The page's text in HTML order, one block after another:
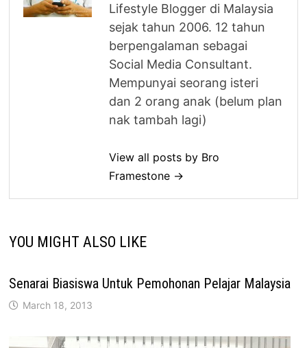
Lifestyle Blogger di Malaysia
sejak tahun 2006. 12 tahun
berpengalaman sebagai
Social Media Consultant.
Mempunyai seorang isteri
dan 2 orang anak (belum plan
nak tambah lagi)
View all posts by Bro
Framestone →
YOU MIGHT ALSO LIKE
Senarai Biasiswa Untuk Pemohonan Pelajar Malaysia
March 18, 2013